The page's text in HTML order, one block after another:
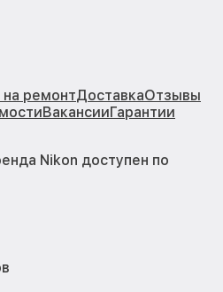
на ремонтДоставкаОтзывы
ВакансииГарантии
Nikon доступен по